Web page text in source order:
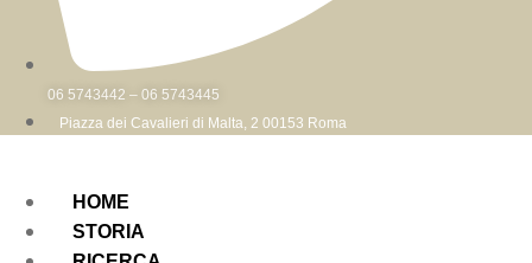
06 5743442 – 06 5743445
Piazza dei Cavalieri di Malta, 2 00153 Roma
HOME
STORIA